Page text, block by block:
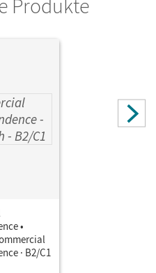
Produkte
•
· B2/C1